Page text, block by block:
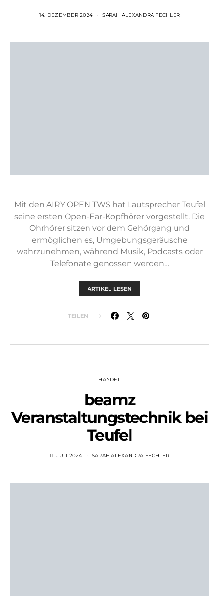
14. DEZEMBER 2024 SARAH ALEXANDRA FECHLER
Mit den AIRY OPEN TWS hat Lautsprecher Teufel
seine ersten Open-Ear-Kopfhörer vorgestellt. Die
Ohrhörer sitzen vor dem Gehörgang und
ermöglichen es, Umgebungsgeräusche
wahrzunehmen, während Musik, Podcasts oder
Telefonate genossen werden…
ARTIKEL LESEN
TEILEN
HANDEL
beamz
Veranstaltungstechnik bei
Teufel
11. JULI 2024 SARAH ALEXANDRA FECHLER